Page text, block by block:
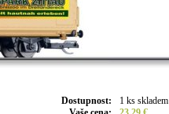
Dostupnost:
1 ks skladem